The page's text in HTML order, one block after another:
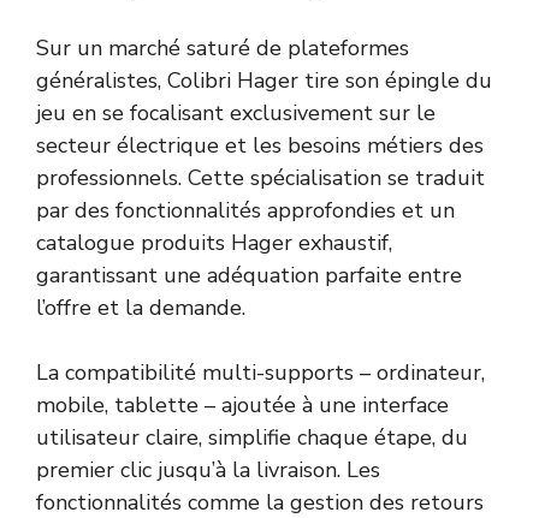
Sur un marché saturé de plateformes
généralistes, Colibri Hager tire son épingle du
jeu en se focalisant exclusivement sur le
secteur électrique et les besoins métiers des
professionnels. Cette spécialisation se traduit
par des fonctionnalités approfondies et un
catalogue produits Hager exhaustif,
garantissant une adéquation parfaite entre
l’offre et la demande.
La compatibilité multi-supports – ordinateur,
mobile, tablette – ajoutée à une interface
utilisateur claire, simplifie chaque étape, du
premier clic jusqu’à la livraison. Les
fonctionnalités comme la gestion des retours